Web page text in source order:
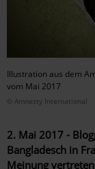
Illustration aus dem
vom Mai 2017
© Amnesty International
2. Mai 2017 -
Bangladesch in
Meinung